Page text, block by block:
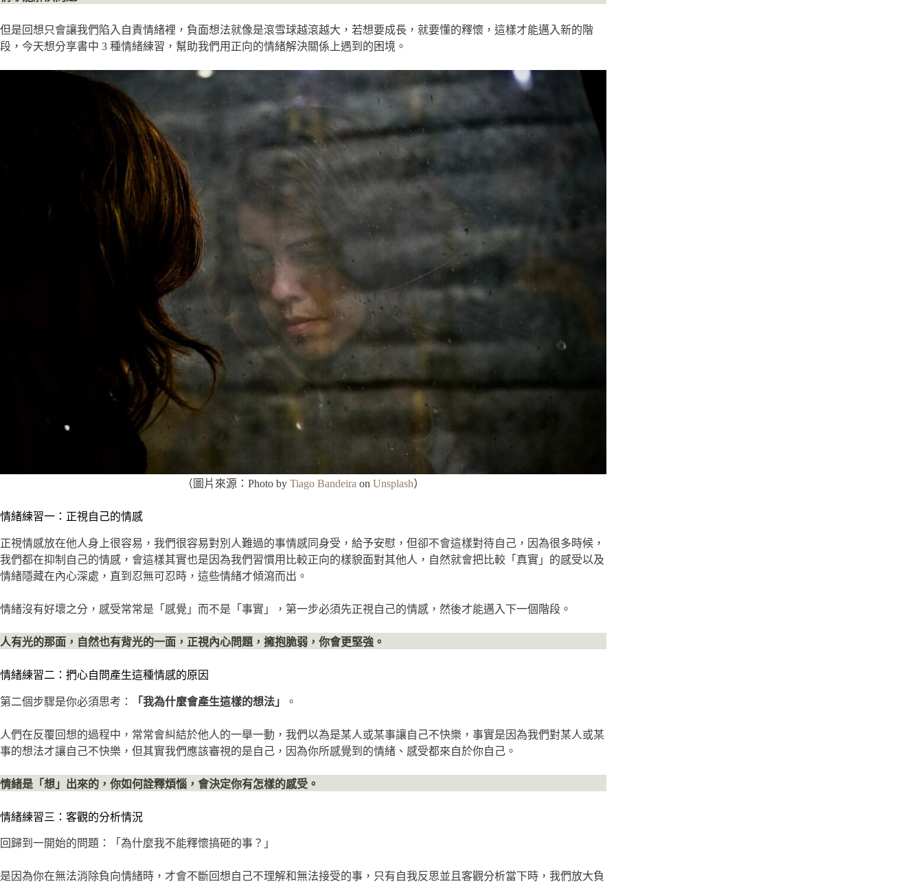
但是回想只會讓我們陷入自責情緒裡，負面想法就像是滾雪球越滾越大，若想要成長，就要懂的釋懷，這樣才能邁入新的階
段，今天想分享書中 3 種情緒練習，幫助我們用正向的情緒解決關係上遇到的困境。
（圖片來源：Photo by Tiago Bandeira on Unsplash）
情緒練習一：正視自己的情感
正視情感放在他人身上很容易，我們很容易對別人難過的事情感同身受，給予安慰，但卻不會這樣對待自己，因為很多時候，
我們都在抑制自己的情感，會這樣其實也是因為我們習慣用比較正向的樣貌面對其他人，自然就會把比較「真實」的感受以及
情緒隱藏在內心深處，直到忍無可忍時，這些情緒才傾瀉而出。
情緒沒有好壞之分，感受常常是「感覺」而不是「事實」，第一步必須先正視自己的情感，然後才能邁入下一個階段。
人有光的那面，自然也有背光的一面，正視內心問題，擁抱脆弱，你會更堅強。
情緒練習二：捫心自問產生這種情感的原因
第二個步驟是你必須思考： 「我為什麼會產生這樣的想法」 。
人們在反覆回想的過程中，常常會糾結於他人的一舉一動，我們以為是某人或某事讓自己不快樂，事實是因為我們對某人或某
事的想法才讓自己不快樂，但其實我們應該審視的是自己，因為你所感覺到的情緒、感受都來自於你自己。
情緒是「想」出來的，你如何詮釋煩惱，會決定你有怎樣的感受。
情緒練習三：客觀的分析情況
回歸到一開始的問題：「為什麼我不能釋懷搞砸的事？」
是因為你在無法消除負向情緒時，才會不斷回想自己不理解和無法接受的事，只有自我反思並且客觀分析當下時，我們放大負